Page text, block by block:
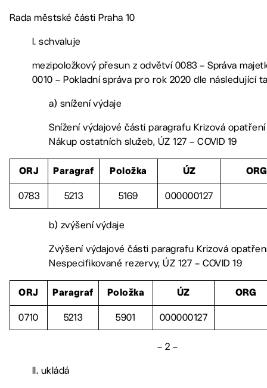
Rada městské části Praha 10
I. schvaluje
mezipoložkový přesun z odvětví 0083 – Správa
0010 – Pokladní správa pro rok 2020 dle následující
a) snížení výdaje
Snížení výdajové části paragrafu Krizová
Nákup ostatních služeb, ÚZ 127 – COVID 19
ORJ Paragraf Položka ÚZ ORG
0783 5213 5169 000000127
b) zvýšení výdaje
Zvýšení výdajové části paragrafu Krizová
Nespecifikované rezervy, ÚZ 127 – COVID 19
ORJ Paragraf Položka ÚZ ORG
0710 5213 5901 000000127
– 2 –
II. ukládá